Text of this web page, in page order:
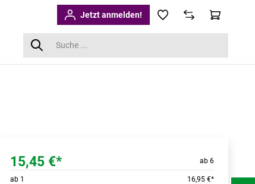
Jetzt anmelden!
15,45 €* ab 6
ab 1 16,95 €*